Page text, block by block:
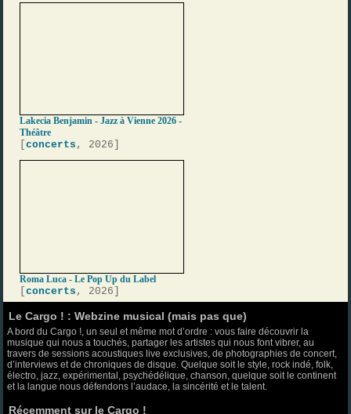
Lakecia Benjamin - Jazz à Vienne 2026 -
Théâtre
[concerts , 2026]
Roma Luca - Le Pop Up du Label
[concerts , 2026]
Le Cargo ! : Webzine musical (mais pas que)
A bord du Cargo !, un seul et même mot d’ordre : vous faire découvrir la
musique qui nous a touchés, partager les artistes qui nous font vibrer, au
travers de sessions acoustiques live exclusives, de photographies de concert,
d’interviews et de chroniques de disque. Quelque soit le style, rock indé, folk,
électro, jazz, expérimental, psychédélique, chanson, quelque soit le continent
et la langue nous défendons l’audace, la sincérité et le talent.
Récemment sur le Cargo !